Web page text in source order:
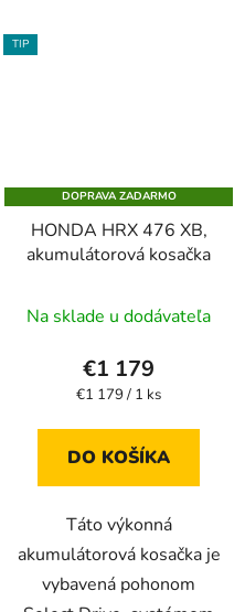
TIP
DOPRAVA ZADARMO
HONDA HRX 476 XB,
akumulátorová kosačka
Na sklade u dodávateľa
€1 179
Jednotková
€1 179 / 1 ks
DO KOŠÍKA
Táto výkonná
akumulátorová kosačka je
vybavená pohonom